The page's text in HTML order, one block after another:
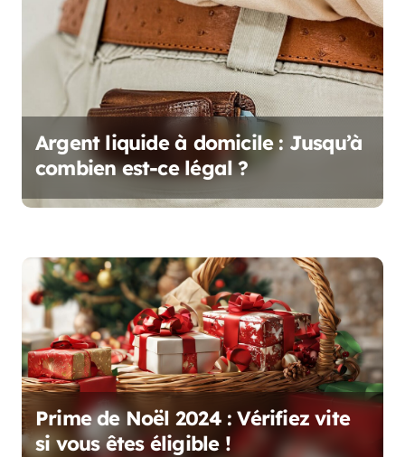
d
l
a
i
c
l
e
Argent liquide à domicile : Jusqu’à
combien est-ce légal ?
Prime de Noël 2024 : Vérifiez vite
si vous êtes éligible !